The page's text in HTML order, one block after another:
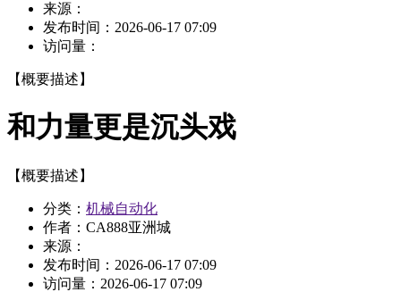
来源：
发布时间： 2026-06-17 07:09
访问量：
【概要描述】
和力量更是沉头戏
【概要描述】
分类： 机械自动化
作者：CA888亚洲城
来源：
发布时间： 2026-06-17 07:09
访问量： 2026-06-17 07:09